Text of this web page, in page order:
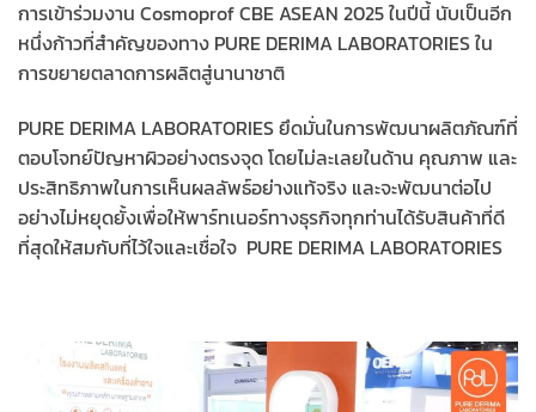
การเข้าร่วมงาน Cosmoprof CBE ASEAN 2025 ในปีนี้ นับเป็นอีก
หนึ่งก้าวที่สำคัญของทาง PURE DERIMA LABORATORIES ใน
การขยายตลาดการผลิตสู่นานาชาติ
PURE DERIMA LABORATORIES ยึดมั่นในการพัฒนาผลิตภัณฑ์ที่
ตอบโจทย์ปัญหาผิวอย่างตรงจุด โดยไม่ละเลยในด้าน คุณภาพ และ
ประสิทธิภาพในการเห็นผลลัพธ์อย่างแท้จริง และจะพัฒนาต่อไป
อย่างไม่หยุดยั้งเพื่อให้พาร์ทเนอร์ทางธุรกิจทุกท่านได้รับสินค้าที่ดี
ที่สุดให้สมกับที่ไว้ใจและเชื่อใจ PURE DERIMA LABORATORIES